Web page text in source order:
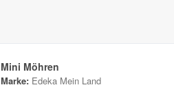
Mini Möhren
Marke: Edeka Mein Land